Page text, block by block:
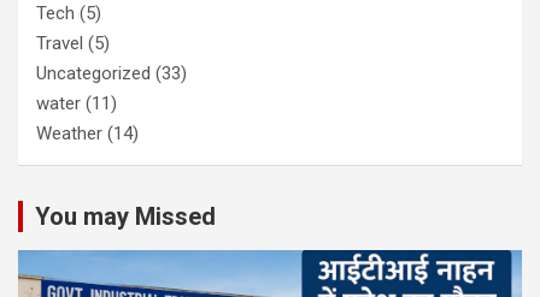
Tech (5)
Travel (5)
Uncategorized (33)
water (11)
Weather (14)
You may Missed